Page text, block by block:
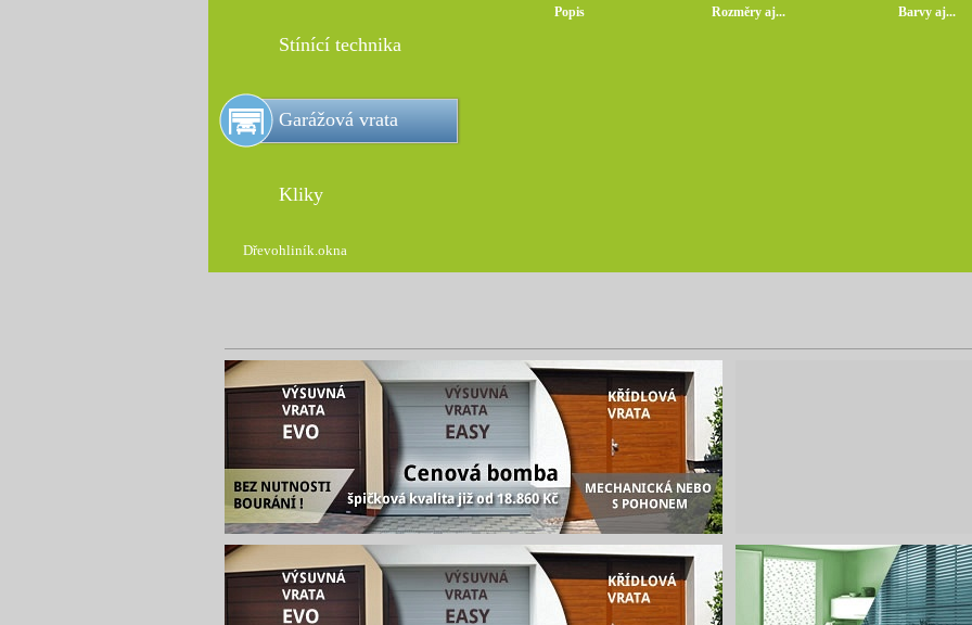
Stínící technika
Garážová vrata
Kliky
Dřevohliník.okna
Popis Rozměry aj... Barvy aj...